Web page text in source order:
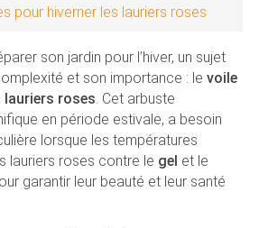
pour hiverner les lauriers roses
son jardin pour l’hiver, un sujet
et son importance : le voile
lauriers roses. Cet arbuste
en période estivale, a besoin
lorsque les températures
lauriers roses contre le gel et le
garantir leur beauté et leur santé